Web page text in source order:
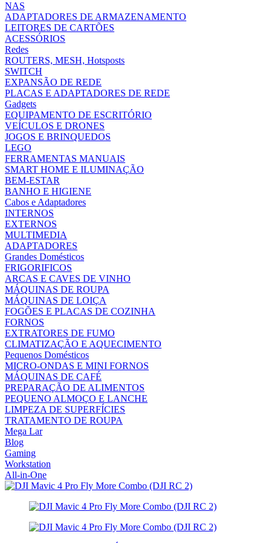
NAS
ADAPTADORES DE ARMAZENAMENTO
LEITORES DE CARTÕES
ACESSÓRIOS
Redes
ROUTERS, MESH, Hotsposts
SWITCH
EXPANSÃO DE REDE
PLACAS E ADAPTADORES DE REDE
Gadgets
EQUIPAMENTO DE ESCRITÓRIO
VEÍCULOS E DRONES
JOGOS E BRINQUEDOS
LEGO
FERRAMENTAS MANUAIS
SMART HOME E ILUMINAÇÃO
BEM-ESTAR
BANHO E HIGIENE
Cabos e Adaptadores
INTERNOS
EXTERNOS
MULTIMEDIA
ADAPTADORES
Grandes Domésticos
FRIGORIFICOS
ARCAS E CAVES DE VINHO
MÁQUINAS DE ROUPA
MÁQUINAS DE LOIÇA
FOGÕES E PLACAS DE COZINHA
FORNOS
EXTRATORES DE FUMO
CLIMATIZAÇÃO E AQUECIMENTO
Pequenos Domésticos
MICRO-ONDAS E MINI FORNOS
MÁQUINAS DE CAFÉ
PREPARAÇÃO DE ALIMENTOS
PEQUENO ALMOÇO E LANCHE
LIMPEZA DE SUPERFÍCIES
TRATAMENTO DE ROUPA
Mega Lar
Blog
Gaming
Workstation
All-in-One